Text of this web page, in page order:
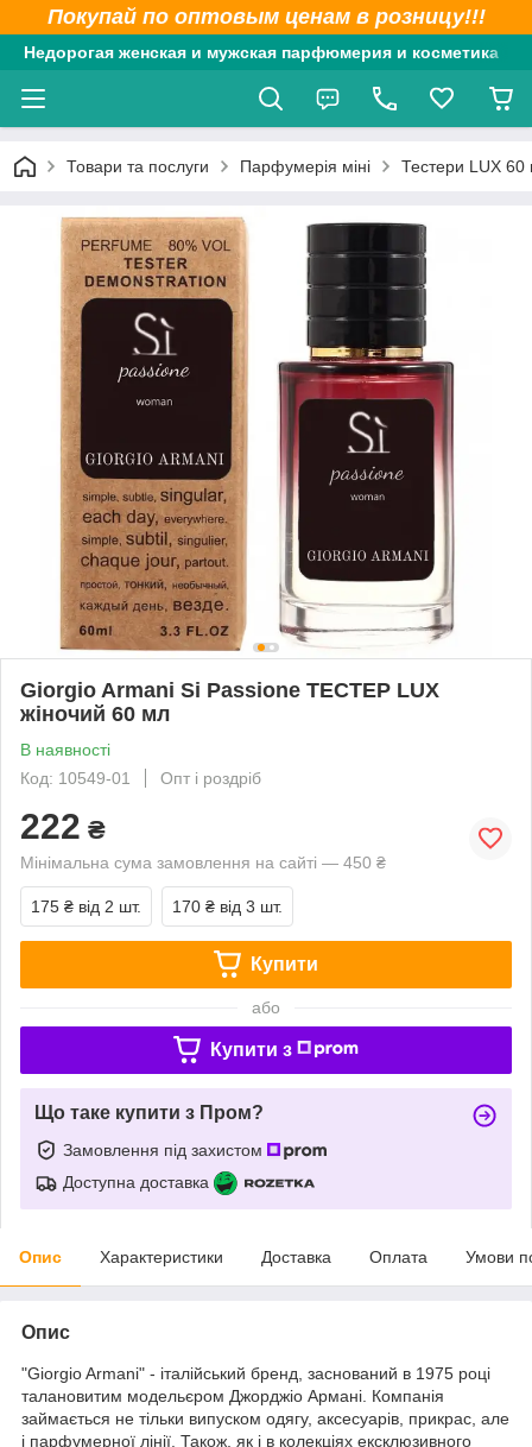
Покупай по оптовым ценам в розницу!!!
Недорогая женская и мужская парфюмерия и косметика
Товари та послуги Парфумерія міні Тестери LUX 60
Giorgio Armani Si Passione ТЕСТЕР LUX
жіночий 60 мл
В наявності
Код: 10549-01
Опт і роздріб
222 ₴
Мінімальна сума замовлення на сайті — 450 ₴
175 ₴ від 2 шт. 170 ₴ від 3 шт.
Купити
або
Купити з
Що таке купити з Пром?
Замовлення під захистом
Доступна доставка
Опис Характеристики Доставка Оплата Умови
Опис
"Giorgio Armani" - італійський бренд, заснований в 1975 році
талановитим модельєром Джорджіо Армані. Компанія
займається не тільки випуском одягу, аксесуарів, прикрас, але
і парфумерної лінії. Також, як і в колекціях ексклюзивного